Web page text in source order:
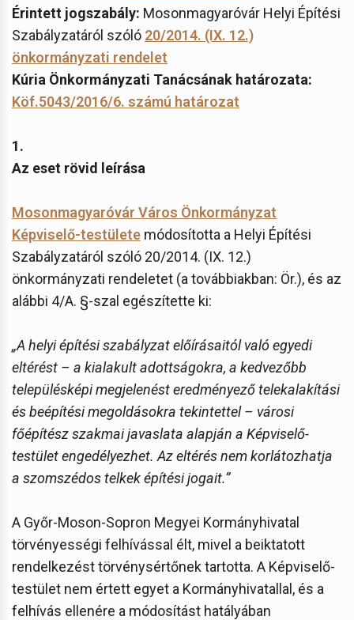
Érintett jogszabály: Mosonmagyaróvár Helyi Építési
Szabályzatáról szóló 20/2014. (IX. 12.)
önkormányzati rendelet
Kúria Önkormányzati Tanácsának határozata:
Köf.5043/2016/6. számú határozat
1.
Az eset rövid leírása
Mosonmagyaróvár Város Önkormányzat
Képviselő-testülete módosította a Helyi Építési
Szabályzatáról szóló 20/2014. (IX. 12.)
önkormányzati rendeletet (a továbbiakban: Ör.), és az
alábbi 4/A. §-szal egészítette ki:
„A helyi építési szabályzat előírásaitól való egyedi
eltérést – a kialakult adottságokra, a kedvezőbb
településképi megjelenést eredményező telekalakítási
és beépítési megoldásokra tekintettel – városi
főépítész szakmai javaslata alapján a Képviselő-
testület engedélyezhet. Az eltérés nem korlátozhatja
a szomszédos telkek építési jogait.”
A Győr-Moson-Sopron Megyei Kormányhivatal
törvényességi felhívással élt, mivel a beiktatott
rendelkezést törvénysértőnek tartotta. A Képviselő-
testület nem értett egyet a Kormányhivatallal, és a
felhívás ellenére a módosítást hatályában